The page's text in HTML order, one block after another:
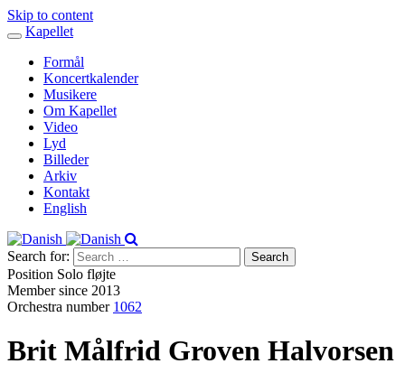
Skip to content
Toggle
navigation
Kapellet
Formål
Koncertkalender
Musikere
Om Kapellet
Video
Lyd
Billeder
Arkiv
Kontakt
English
Search for:
Position Solo fløjte
Member since 2013
Orchestra number 1062
Brit Målfrid Groven Halvorsen